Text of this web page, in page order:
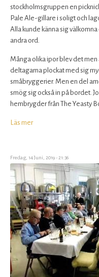
stockholmsgruppen en
Pale Ale-gillare i soligt och
Alla kunde känna sig
andra ord.
Många olika ipor blev det
deltagarna plockat med sig
småbryggerier. Men en del
smög sig också in på bordet.
hembrygder från The Yeasty
Läs merom
under
snöbollsbusken
Fredag, 14 Juni, 2019 - 21:36